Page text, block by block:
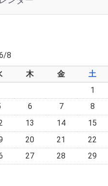
8
木 金
土
1
6 7
8
13 14
15
20 21
22
27 28
29